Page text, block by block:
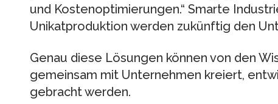
und Kostenoptimierungen.“ Smarte
Unikatproduktion werden zukünftig den
Genau diese Lösungen können von den
gemeinsam mit Unternehmen kreiert,
gebracht werden.